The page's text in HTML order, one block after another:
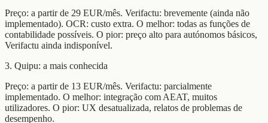
Preço: a partir de 29 EUR/mês. Verifactu: brevemente (ainda não
implementado). OCR: custo extra. O melhor: todas as funções de
contabilidade possíveis. O pior: preço alto para autónomos básicos,
Verifactu ainda indisponível.
3. Quipu: a mais conhecida
Preço: a partir de 13 EUR/mês. Verifactu: parcialmente
implementado. O melhor: integração com AEAT, muitos
utilizadores. O pior: UX desatualizada, relatos de problemas de
desempenho.